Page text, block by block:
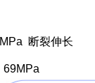
断裂伸长